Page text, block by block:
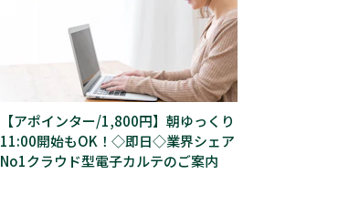
【アポインター/1,800円】朝ゆっくり
11:00開始もOK！◇即日◇業界シェア
No1クラウド型電子カルテのご案内